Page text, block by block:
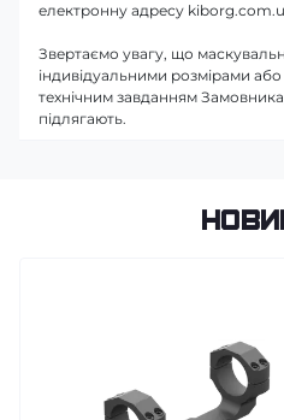
електронну адресу
Звертаємо увагу, що
індивідуальними розмірами
технічним завданням
підлягають.